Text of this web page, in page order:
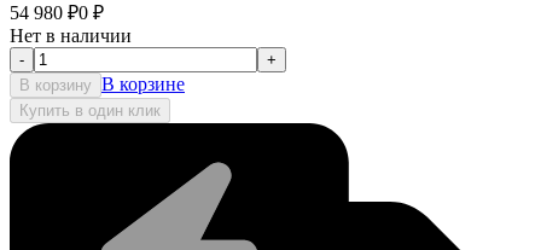
54 980 ₽0 ₽
Нет в наличии
-
+
В корзину В корзине
Купить в один клик